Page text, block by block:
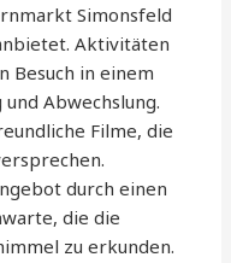
Simonsfeld
Aktivitäten
Besuch in einem
Abwechslung.
Filme, die
durch einen
die die
zu erkunden.